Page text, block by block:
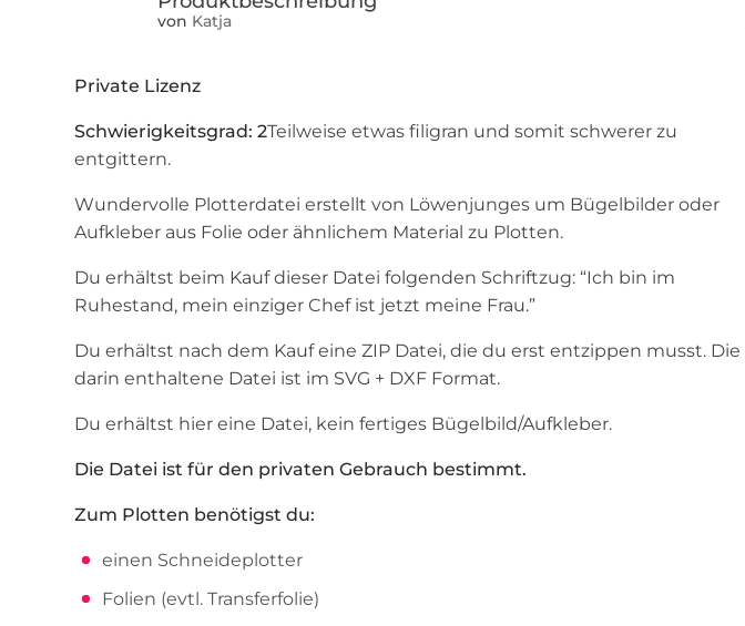
von Katja
Private Lizenz
Schwierigkeitsgrad: 2Teilweise etwas filigran und somit schwerer zu
entgittern.
Wundervolle Plotterdatei erstellt von Löwenjunges um Bügelbilder oder
Aufkleber aus Folie oder ähnlichem Material zu Plotten.
Du erhältst beim Kauf dieser Datei folgenden Schriftzug: “Ich bin im
Ruhestand, mein einziger Chef ist jetzt meine Frau.”
Du erhältst nach dem Kauf eine ZIP Datei, die du erst entzippen musst. Die
darin enthaltene Datei ist im SVG + DXF Format.
Du erhältst hier eine Datei, kein fertiges Bügelbild/Aufkleber.
Die Datei ist für den privaten Gebrauch bestimmt.
Zum Plotten benötigst du:
einen Schneideplotter
Folien (evtl. Transferfolie)